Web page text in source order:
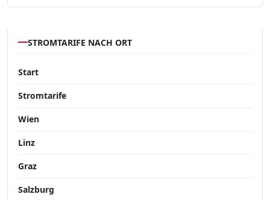
STROMTARIFE NACH ORT
Start
Stromtarife
Wien
Linz
Graz
Salzburg